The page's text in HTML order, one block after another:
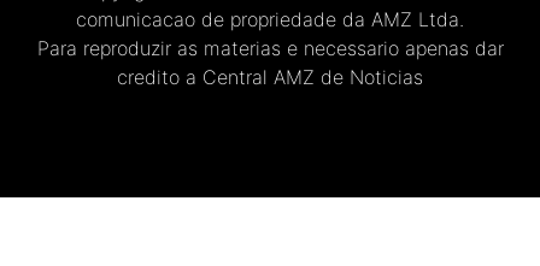
comunicacao de propriedade da AMZ Ltda.
Para reproduzir as materias e necessario apenas dar
credito a Central AMZ de Noticias